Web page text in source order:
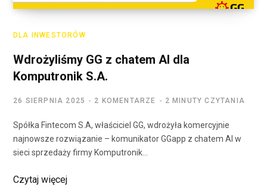
DLA INWESTORÓW
Wdrożyliśmy GG z chatem AI dla
Komputronik S.A.
26 SIERPNIA 2025 2 KOMENTARZE 2 MINUTY CZYTANIA
Spółka Fintecom S.A, właściciel GG, wdrożyła komercyjnie
najnowsze rozwiązanie – komunikator GGapp z chatem AI w
sieci sprzedaży firmy Komputronik…
Czytaj więcej